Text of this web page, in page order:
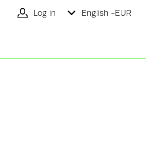
Log in English -EUR